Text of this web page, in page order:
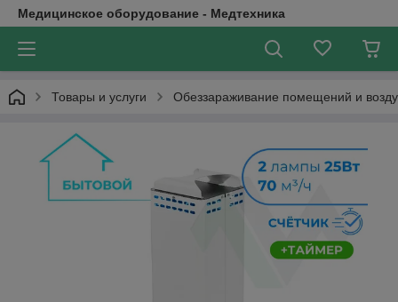
Медицинское оборудование - Медтехника
Товары и услуги Обеззараживание помещений и